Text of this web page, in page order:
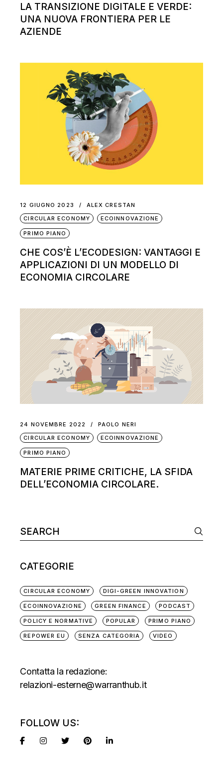
LA TRANSIZIONE DIGITALE E VERDE:
UNA NUOVA FRONTIERA PER LE
AZIENDE
12 GIUGNO 2023
ALEX CRESTAN
CIRCULAR ECONOMY
ECOINNOVAZIONE
PRIMO PIANO
CHE COS’È L’ECODESIGN: VANTAGGI E
APPLICAZIONI DI UN MODELLO DI
ECONOMIA CIRCOLARE
24 NOVEMBRE 2022
PAOLO NERI
CIRCULAR ECONOMY
ECOINNOVAZIONE
PRIMO PIANO
MATERIE PRIME CRITICHE, LA SFIDA
DELL’ECONOMIA CIRCOLARE.
CATEGORIE
CIRCULAR ECONOMY DIGI-GREEN INNOVATION
ECOINNOVAZIONE GREEN FINANCE PODCAST
POLICY E NORMATIVE POPULAR PRIMO PIANO
REPOWER EU SENZA CATEGORIA VIDEO
Contatta la redazione:
relazioni-esterne@warranthub.it
FOLLOW US: